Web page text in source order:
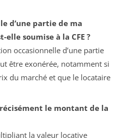
d’une partie de ma
soumise à la CFE ?
occasionnelle d’une partie
être exonérée, notamment si
du marché et que le locataire
le montant de la
la valeur locative